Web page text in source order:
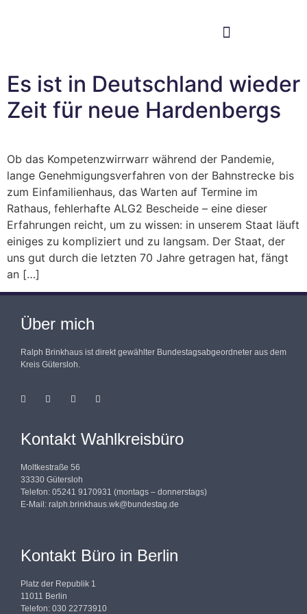
Es ist in Deutschland wieder
Zeit für neue Hardenbergs
Ob das Kompetenzwirrwarr während der Pandemie,
lange Genehmigungsverfahren von der Bahnstrecke bis
zum Einfamilienhaus, das Warten auf Termine im
Rathaus, fehlerhafte ALG2 Bescheide – eine dieser
Erfahrungen reicht, um zu wissen: in unserem Staat läuft
einiges zu kompliziert und zu langsam. Der Staat, der
uns gut durch die letzten 70 Jahre getragen hat, fängt
an […]
Über mich
Ralph Brinkhaus ist direkt gewählter Bundestagsabgeordneter aus dem
Kreis Gütersloh.
Kontakt Wahlkreisbüro
Moltkestraße 56
33330 Gütersloh
Telefon: 05241 9170931 (montags – donnerstags)
E-Mail: ralph.brinkhaus.wk@bundestag.de
Kontakt Büro in Berlin
Platz der Republik 1
11011 Berlin
Telefon: 030 22773910